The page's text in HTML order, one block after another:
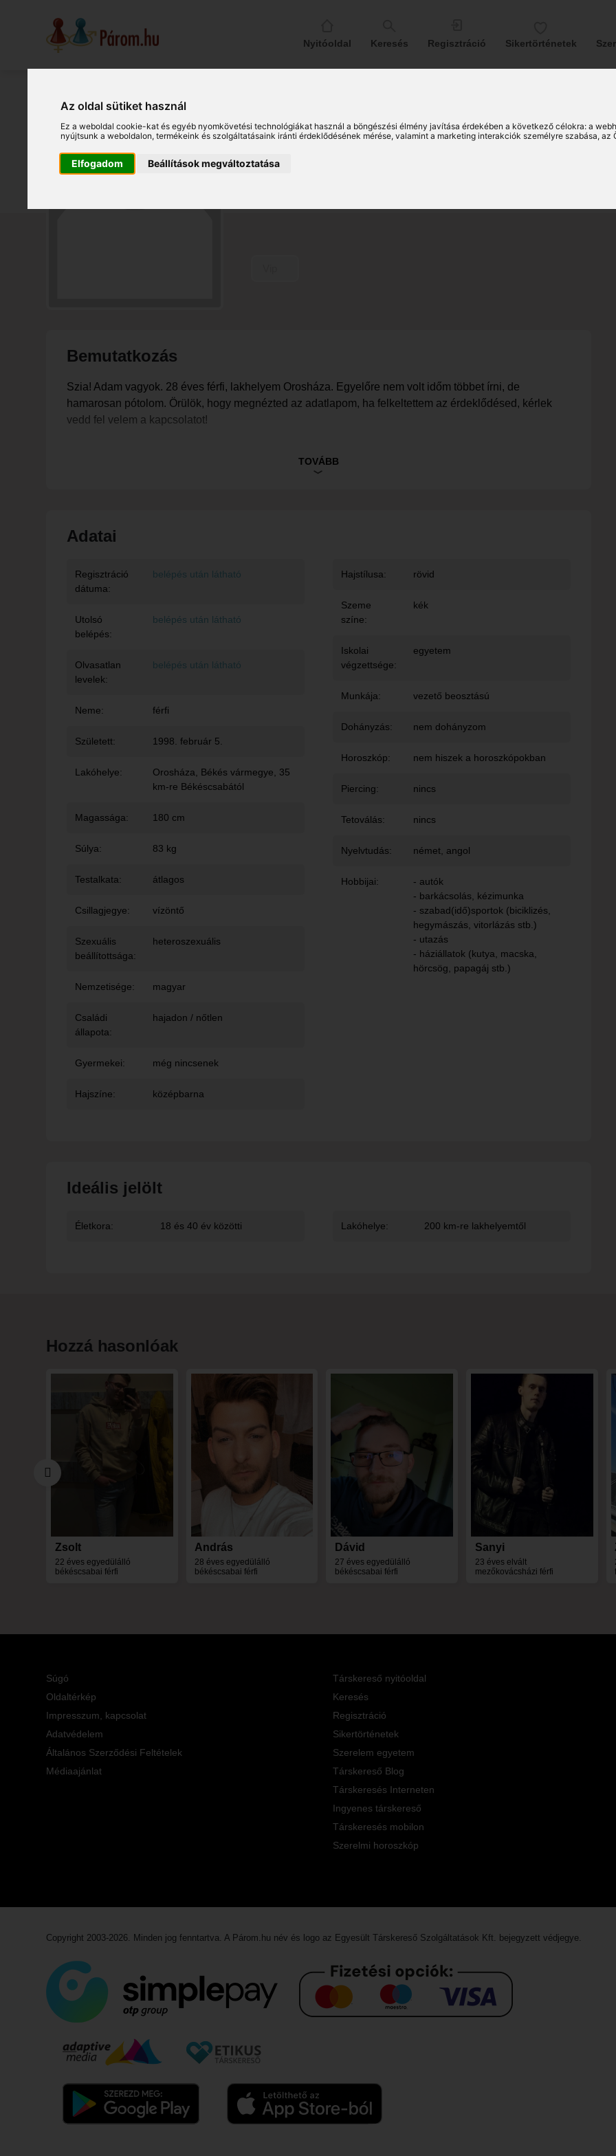
Az oldal sütiket használ
Ez a weboldal cookie-kat és egyéb nyomkövetési technológiákat használ a böngészési élmény javítása érdekében a következő célokra:a
nyújtsunk a weboldalon,termékeink és szolgáltatásaink iránti érdeklődésének mérése, valamint a marketing interakciók személyre szabása,az
Elfogadom Beállítások megváltoztatása
Nyitóoldal Keresés Regisztráció Sikertörténetek
Adam (28)
Orosházi társkereső férfi
Bemutatkozás
Szia! Adam vagyok. 28 éves férfi, lakhelyem Orosháza. Egyelőre nem volt időm többet írni, de
hamarosan pótolom. Örülök, hogy megnézted az adatlapom, ha felkeltettem az érdeklődésed, kérlek
vedd fel velem a kapcsolatot!
TOVÁBB
Adatai
Regisztráció
dátuma:
belépés után látható
Utolsó
belépés:
belépés után látható
Olvasatlan
levelek:
belépés után látható
Neme: férfi
Született: 1998. február 5.
Lakóhelye: Orosháza , Békés vármegye, 35
km-re Békéscsabától
Magassága: 180 cm
Súlya: 83 kg
Testalkata: átlagos
Csillagjegye: vízöntő
Szexuális
beállítottsága:
heteroszexuális
Nemzetisége: magyar
Családi
állapota:
hajadon / nőtlen
Gyermekei: még nincsenek
Hajszíne: középbarna
Hajstílusa: rövid
Szeme
színe:
kék
Iskolai
végzettsége:
egyetem
Munkája: vezető beosztású
Dohányzás: nem dohányzom
Horoszkóp: nem hiszek a horoszkópokban
Piercing: nincs
Tetoválás: nincs
Nyelvtudás: német, angol
Hobbijai:
- autók
- barkácsolás, kézimunka
- szabad(idő)sportok (biciklizés,
hegymászás, vitorlázás stb.)
- utazás
- háziállatok (kutya, macska,
hörcsög, papagáj stb.)
Ideális jelölt
Életkora: 18 és 40 év közötti Lakóhelye: 200 km-re lakhelyemtől
Hozzá hasonlóak
Zsolt
22 éves egyedülálló
békéscsabai férfi
András
28 éves egyedülálló
békéscsabai férfi
Dávid
27 éves egyedülálló
békéscsabai férfi
Sanyi
23 éves elvált
mezőkovácsházi férfi
Súgó
Oldaltérkép
Impresszum, kapcsolat
Adatvédelem
Általános Szerződési Feltételek
Médiaajánlat
Társkereső nyitóoldal
Keresés
Regisztráció
Sikertörténetek
Szerelem egyetem
Társkereső Blog
Társkeresés Interneten
Ingyenes társkereső
Társkeresés mobilon
Szerelmi horoszkóp
Copyright 2003-2026. Minden jog fenntartva. A Párom.hu név és logo az Egyesült Társkereső Szolgáltatások Kft. bejegyzett védjegye.